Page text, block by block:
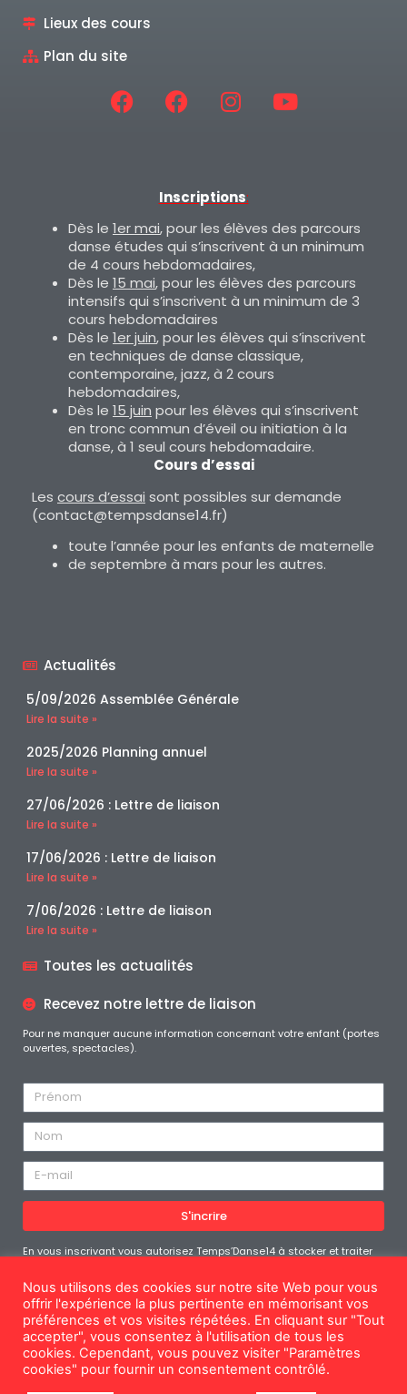
Lieux des cours
Plan du site
Inscriptions:
Dès le 1er mai, pour les élèves des parcours
danse études qui s’inscrivent à un minimum
de 4 cours hebdomadaires,
Dès le 15 mai, pour les élèves des parcours
intensifs qui s’inscrivent à un minimum de 3
cours hebdomadaires
Dès le 1er juin, pour les élèves qui s’inscrivent
en techniques de danse classique,
contemporaine, jazz, à 2 cours
hebdomadaires,
Dès le 15 juin pour les élèves qui s’inscrivent
en tronc commun d’éveil ou initiation à la
danse, à 1 seul cours hebdomadaire.
Cours d’essai
Les cours d’essai sont possibles sur demande
(contact@tempsdanse14.fr)
toute l’année pour les enfants de maternelle
de septembre à mars pour les autres.
Actualités
5/09/2026 Assemblée Générale
Lire la suite »
2025/2026 Planning annuel
Lire la suite »
27/06/2026 : Lettre de liaison
Lire la suite »
17/06/2026 : Lettre de liaison
Lire la suite »
7/06/2026 : Lettre de liaison
Lire la suite »
Toutes les actualités
Recevez notre lettre de liaison
Pour ne manquer aucune information concernant votre enfant (portes
ouvertes, spectacles).
S'incrire
En vous inscrivant vous autorisez Temps’Danse14 à stocker et traiter
demandé. Vous pouvez vous désabonner à tout moment
Mentions légales
Nous utilisons des cookies sur notre site Web pour vous
offrir l'expérience la plus pertinente en mémorisant vos
préférences et vos visites répétées. En cliquant sur "Tout
accepter", vous consentez à l'utilisation de tous les
cookies. Cependant, vous pouvez visiter "Paramètres
cookies" pour fournir un consentement contrôlé.